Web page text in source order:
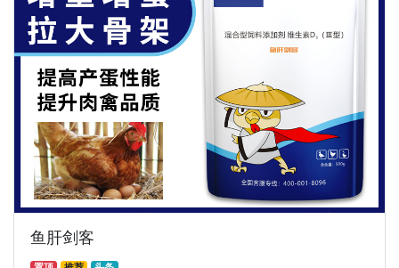
鱼肝剑客